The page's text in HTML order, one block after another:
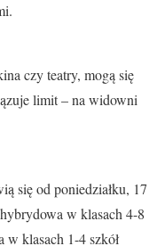
czy teatry, mogą się
limit – na widowni
się od poniedziałku, 17
w klasach 4-8
w klasach 1-4 szkół